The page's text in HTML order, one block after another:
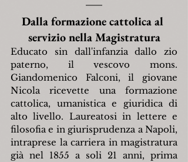
Dalla formazione cattolica al
servizio nella Magistratura
Educato sin dall'infanzia dallo zio
paterno, il vescovo mons.
Giandomenico Falconi, il giovane
Nicola ricevette una formazione
cattolica, umanistica e giuridica di
alto livello. Laureatosi in lettere e
filosofia e in giurisprudenza a Napoli,
intraprese la carriera in magistratura
già nel 1855 a soli 21 anni, prima